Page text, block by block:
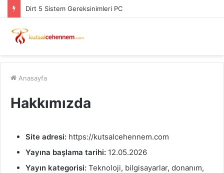
Dirt 5 Sistem Gereksinimleri PC
Anasayfa
Hakkımızda
Site adresi: https://kutsalcehennem.com
Yayına başlama tarihi: 12.05.2026
Yayın kategorisi: Teknoloji, bilgisayarlar, donanım,